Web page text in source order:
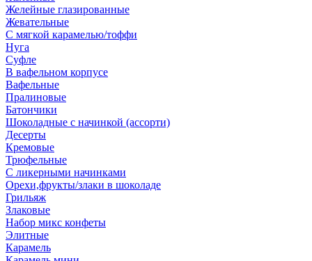
Желейные глазированные
Жевательные
С мягкой карамелью/тоффи
Нуга
Суфле
В вафельном корпусе
Вафельные
Пралиновые
Батончики
Шоколадные с начинкой (ассорти)
Десерты
Кремовые
Трюфельные
С ликерными начинками
Орехи,фрукты/злаки в шоколаде
Грильяж
Злаковые
Набор микс конфеты
Элитные
Карамель